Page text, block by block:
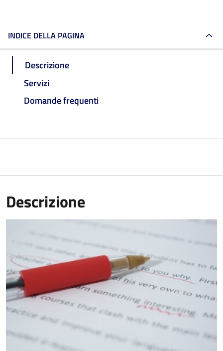
INDICE DELLA PAGINA
Descrizione
Servizi
Domande frequenti
Descrizione